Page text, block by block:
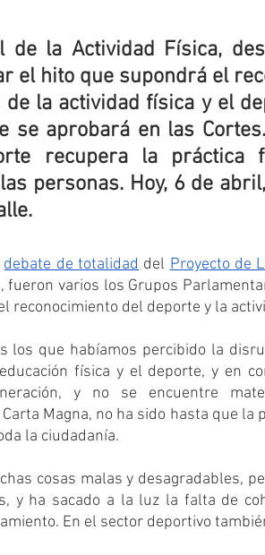
de la Actividad Física,
el hito que supondrá el
de la actividad física y el
se aprobará en las
recupera la práctica
personas. Hoy, 6 de
debate de totalidad del Proyecto de
fueron varios los Grupos
reconocimiento del deporte y la
los que habíamos percibido la
física y el deporte, y en
y no se encuentre
Magna, no ha sido hasta que la
la ciudadanía.
cosas malas y desagradables,
y ha sacado a la luz la falta de
En el sector deportivo